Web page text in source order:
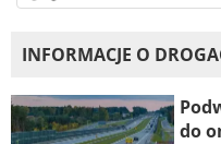
INFORMACJE O
do